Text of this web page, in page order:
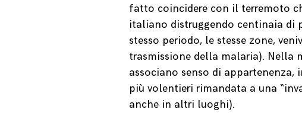
fatto coincidere con il terremoto
italiano distruggendo centinaia di
stesso periodo, le stesse zone,
trasmissione della malaria). Nella
associano senso di appartenenza,
più volentieri rimandata a una
anche in altri luoghi).